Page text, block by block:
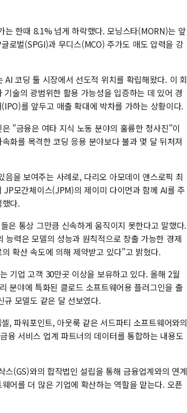
는 한때 8.1% 넘게 하락했다. 모닝스타(MORN)는 앞
로벌(SPGI)과 무디스(MCO) 주가도 매도 압력을 강
코딩 툴 시장에서 선도적 위치를 확립해왔다. 이 회
술의 광범위한 활용 가능성을 입증하는 데 있어 경
를 앞두고 매출 확대에 박차를 가하는 상황이다.
"금융은 여타 지식 노동 분야의 훌륭한 청사진"이
화를 목격한 코딩 응용 분야보다 불과 몇 달 뒤처져
을 보여주는 사례로, 다리오 아모데이 앤스로픽 최
모간체이스(JPM)의 제이미 다이먼과 함께 AI를 주
다.
은 통상 그만큼 신속하게 움직이지 못한다고 말했다.
력은 모델의 성능과 원칙적으로 창출 가능한 경제
확산 속도에 의해 제약받고 있다"고 밝혔다.
기업 고객 30만곳 이상을 보유하고 있다. 올해 2월
분야에 특화된 클로드 소프트웨어용 플러그인을 출
규 모델도 같은 달 선보였다.
, 파워포인트, 아웃룩 같은 서드파티 소프트웨어와의
융 서비스 업계 파트너의 데이터를 통합하는 내용도
(GS)와의 합작법인 설립을 통해 금융업계와의 연계
어를 더 많은 기업에 확산하는 역할을 맡는다. 오픈